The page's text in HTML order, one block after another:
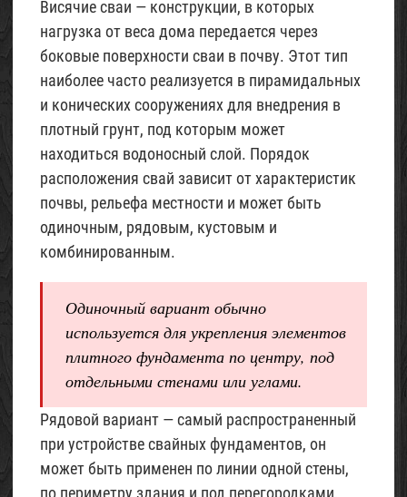
Висячие сваи — конструкции, в которых
нагрузка от веса дома передается через
боковые поверхности сваи в почву. Этот тип
наиболее часто реализуется в пирамидальных
и конических сооружениях для внедрения в
плотный грунт, под которым может
находиться водоносный слой. Порядок
расположения свай зависит от характеристик
почвы, рельефа местности и может быть
одиночным, рядовым, кустовым и
комбинированным.
Одиночный вариант обычно
используется для укрепления элементов
плитного фундамента по центру, под
отдельными стенами или углами.
Рядовой вариант — самый распространенный
при устройстве свайных фундаментов, он
может быть применен по линии одной стены,
по периметру здания и под перегородками.